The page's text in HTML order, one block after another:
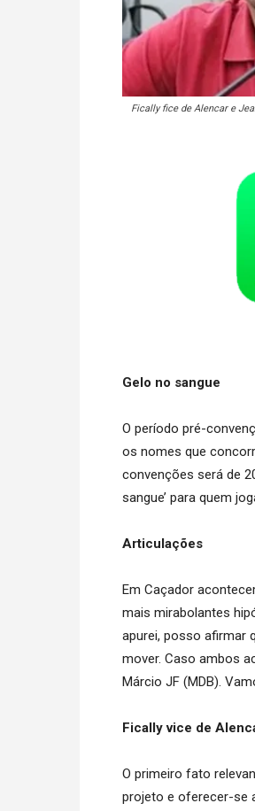
Fically fice de Alencar e
Gelo no sangue
O período pré-
os nomes que
convenções será de
sangue’ para quem
Articulações
Em Caçador
mais mirabolantes
apurei, posso afirmar
mover. Caso ambos
Márcio JF (MDB).
Fically vice de
O primeiro fato
projeto e oferecer-se